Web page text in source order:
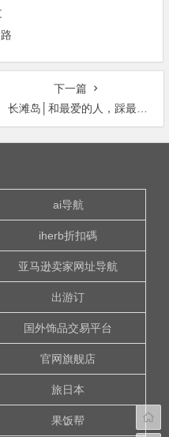
下一篇
长滩岛│和最爱的人，踩最细的沙，最长滩攻略最新出炉.
ai导航
iherb折扣碼
亚马逊卖家网址导航
出游订
国外饰品交易平台
官网旗舰店
旅日本
果饭帮